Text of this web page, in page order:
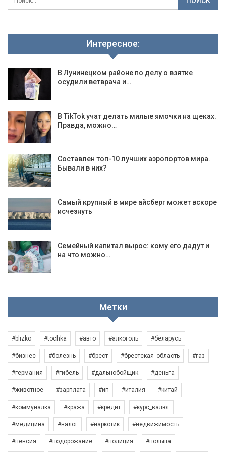
Интересное:
В Лунинецком районе по делу о взятке
осудили ветврача и…
В TikTok учат делать милые ямочки на щеках.
Правда, можно…
Составлен топ-10 лучших аэропортов мира.
Бывали в них?
Самый крупный в мире айсберг может вскоре
исчезнуть
Семейный капитал вырос: кому его дадут и
на что можно…
Метки
#blizko #tochka #авто #алкоголь #беларусь
#бизнес #болезнь #брест #брестская_область #газ
#германия #гибель #дальнобойщик #деньга
#животное #зарплата #ип #италия #китай
#коммуналка #кража #кредит #курс_валют
#медицина #налог #наркотик #недвижимость
#пенсия #подорожание #полиция #польша